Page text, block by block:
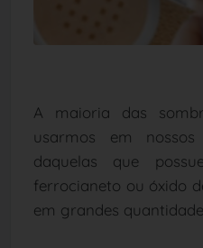
A maioria das
usarmos em
daquelas que
ferrocianeto ou óxido
em grandes